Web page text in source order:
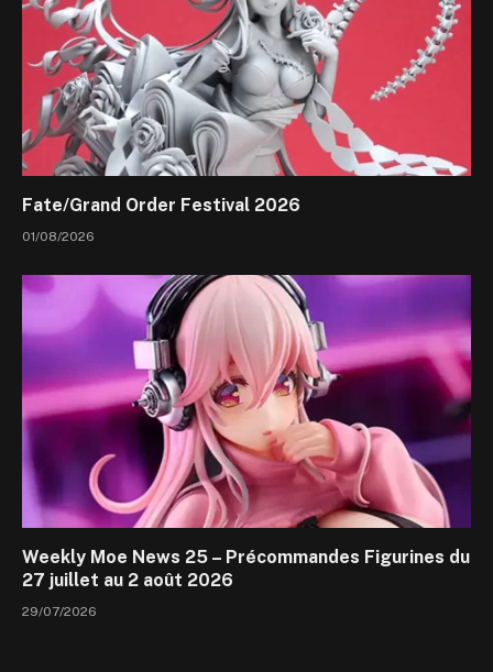
Fate/Grand Order Festival 2026
01/08/2026
Weekly Moe News 25 – Précommandes Figurines du
27 juillet au 2 août 2026
29/07/2026